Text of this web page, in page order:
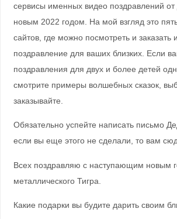
сервисы именных видео поздравлений
новым 2022 годом. На мой взгляд это
сайтов, где можно посмотреть и заказать
поздравление для ваших близких. Если
поздравления для двух и более детей
смотрите примеры волшебных сказок,
заказывайте.
Обязательно успейте написать письмо
если вы еще этого не сделали, то вам
Всех поздравляю с наступающим новым
металлического Тигра.
Какие подарки вы будите дарить своим